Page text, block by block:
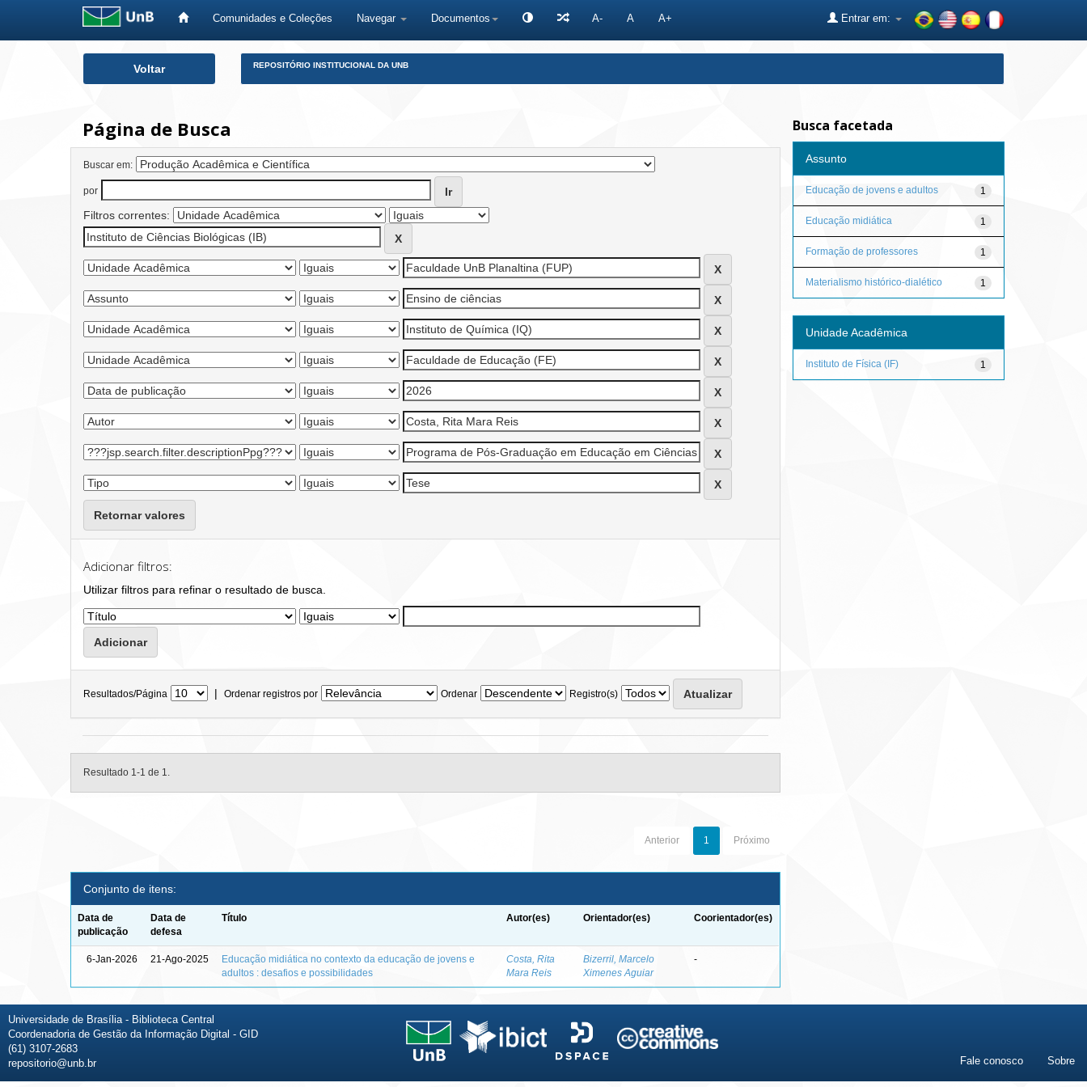
Comunidades e Coleções Navegar Documentos A- A A+ Entrar em:
Voltar REPOSITÓRIO INSTITUCIONAL DA UNB
Página de Busca
Buscar em:
por
Filtros correntes:
Retornar valores
Adicionar filtros:
Utilizar filtros para refinar o resultado de busca.
Resultados/Página | Ordenar registros por Ordenar Registro(s)
Resultado 1-1 de 1.
Anterior 1 Próximo
Conjunto de itens:
Data de
publicação
Data de
defesa
Título Autor(es) Orientador(es) Coorientador(es)
6-Jan-2026 21-Ago-2025
Educação midiática no contexto da educação de jovens e
adultos : desafios e possibilidades
Costa, Rita
Mara Reis
Bizerril, Marcelo
Ximenes Aguiar
-
Busca facetada
Assunto
1
Educação de jovens e adultos
1
Educação midiática
1
Formação de professores
1
Materialismo histórico-dialético
Unidade Acadêmica
1
Instituto de Física (IF)
Universidade de Brasília - Biblioteca Central
Coordenadoria de Gestão da Informação Digital - GID
(61) 3107-2683
repositorio@unb.br
Fale conosco Sobre